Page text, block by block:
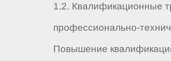
1.2. Квалификационные
профессионально-
Повышение